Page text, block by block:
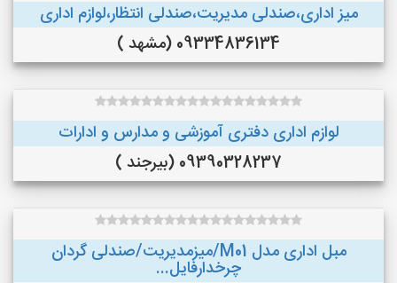
میز اداری،صندلی مدیریت،صندلی انتظار،لوازم اداری
09334836134 (مشهد )
لوازم اداری دفتری آموزشی و مدارس و ادارات
09390328237 (بیرجند )
مبل اداری مدل M01/میزمدیریت/صندلی گردان
چرخدارفایل...